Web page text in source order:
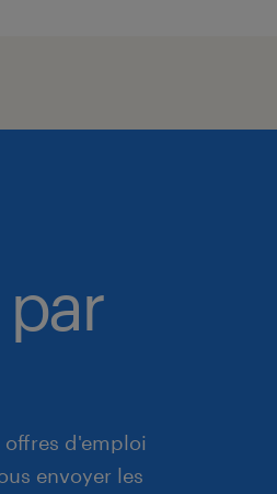
d'emploi
envoyer les